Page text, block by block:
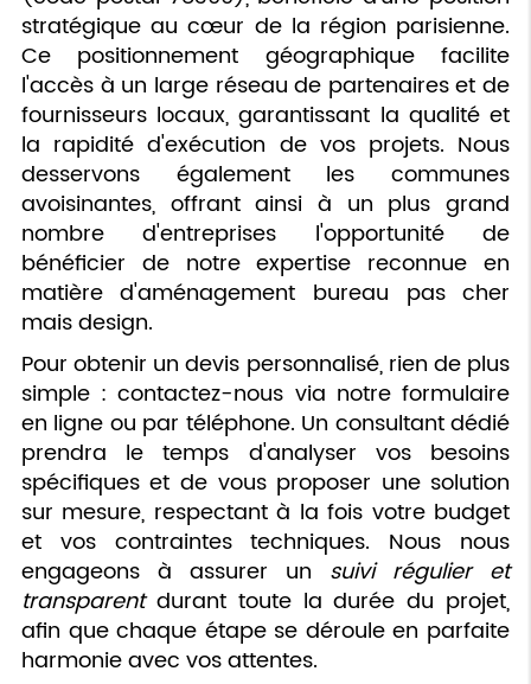
stratégique au cœur de la région parisienne.
Ce positionnement géographique facilite
l'accès à un large réseau de partenaires et de
fournisseurs locaux, garantissant la qualité et
la rapidité d'exécution de vos projets. Nous
desservons également les communes
avoisinantes, offrant ainsi à un plus grand
nombre d'entreprises l'opportunité de
bénéficier de notre expertise reconnue en
matière d'aménagement bureau pas cher
mais design.
Pour obtenir un devis personnalisé, rien de plus
simple : contactez-nous via notre formulaire
en ligne ou par téléphone. Un consultant dédié
prendra le temps d'analyser vos besoins
spécifiques et de vous proposer une solution
sur mesure, respectant à la fois votre budget
et vos contraintes techniques. Nous nous
engageons à assurer un suivi régulier et
transparentdurant toute la durée du projet,
afin que chaque étape se déroule en parfaite
harmonie avec vos attentes.